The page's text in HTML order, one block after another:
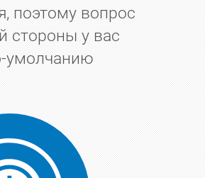
поэтому вопрос
стороны у вас
умолчанию